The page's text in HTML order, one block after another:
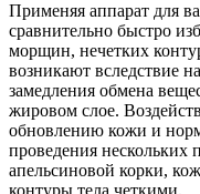
Применяя аппарат для
сравнительно быстро
морщин, нечетких
возникают вследствие
замедления обмена
жировом слое.
обновлению кожи и
проведения нескольких
апельсиновой корки,